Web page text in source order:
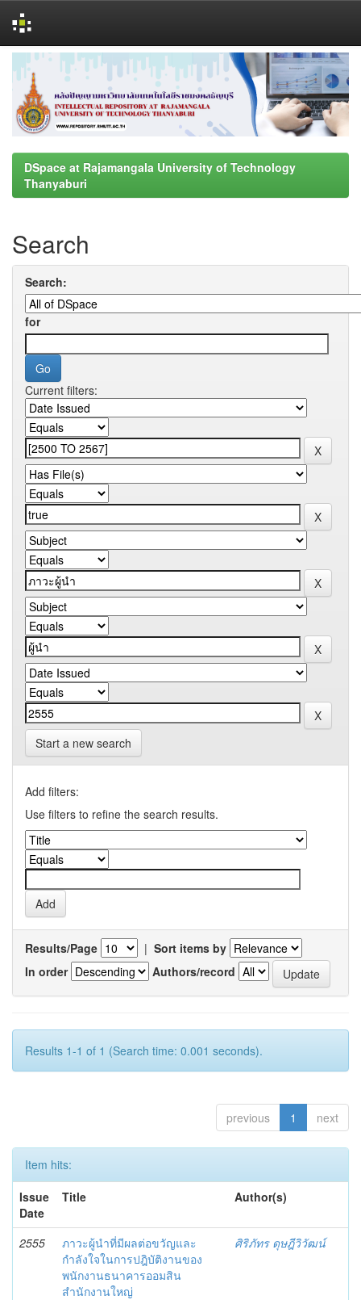
navigation
DSpace at Rajamangala University of Technology
Thanyaburi
Search
Search:
for
Current filters:
Start a new search
Add filters:
Use filters to refine the search results.
Results/Page | Sort items by
In order
Authors/record
Results 1-1 of 1 (Search time: 0.001 seconds).
previous 1 next
Item hits:
Issue
Date
Title Author(s)
2555
ภาวะผู้นำที่มีผลต่อขวัญและ
กำลังใจในการปฎิบัติงานของ
พนักงานธนาคารออมสิน
สำนักงานใหญ่
ศิริภัทร ดุษฎีวิวัฒน์